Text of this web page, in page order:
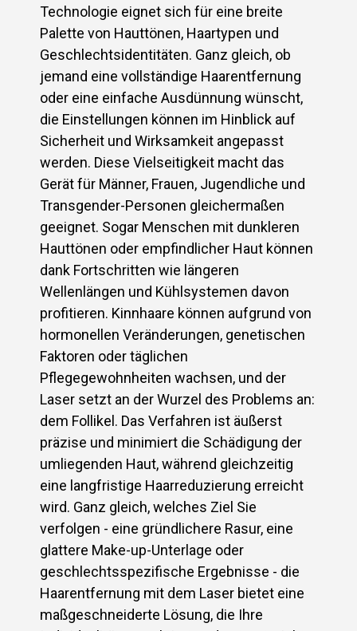
Technologie eignet sich für eine breite
Palette von Hauttönen, Haartypen und
Geschlechtsidentitäten. Ganz gleich, ob
jemand eine vollständige Haarentfernung
oder eine einfache Ausdünnung wünscht,
die Einstellungen können im Hinblick auf
Sicherheit und Wirksamkeit angepasst
werden. Diese Vielseitigkeit macht das
Gerät für Männer, Frauen, Jugendliche und
Transgender-Personen gleichermaßen
geeignet. Sogar Menschen mit dunkleren
Hauttönen oder empfindlicher Haut können
dank Fortschritten wie längeren
Wellenlängen und Kühlsystemen davon
profitieren. Kinnhaare können aufgrund von
hormonellen Veränderungen, genetischen
Faktoren oder täglichen
Pflegegewohnheiten wachsen, und der
Laser setzt an der Wurzel des Problems an:
dem Follikel. Das Verfahren ist äußerst
präzise und minimiert die Schädigung der
umliegenden Haut, während gleichzeitig
eine langfristige Haarreduzierung erreicht
wird. Ganz gleich, welches Ziel Sie
verfolgen - eine gründlichere Rasur, eine
glattere Make-up-Unterlage oder
geschlechtsspezifische Ergebnisse - die
Haarentfernung mit dem Laser bietet eine
maßgeschneiderte Lösung, die Ihre